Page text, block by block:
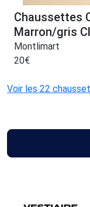
Chaussettes
Marron/gris
Montlimart
20€
Voir les 22